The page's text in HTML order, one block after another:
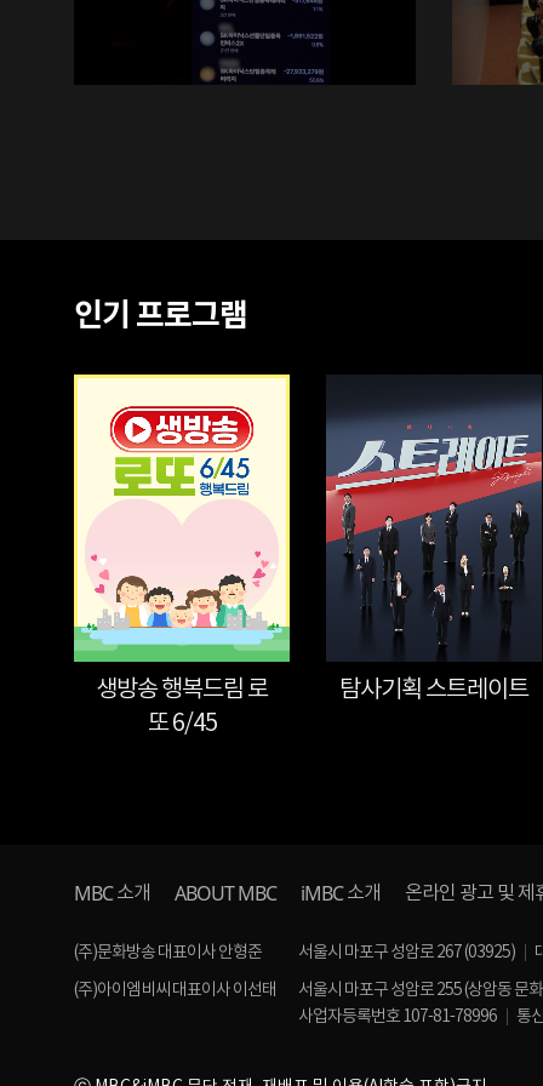
인기 프로그램
생방송 행복드림 로
또 6/45
탐사기획 스트레이트
MBC소개 ABOUT MBC iMBC소개 온라인 광고 및 제
(주)문화방송 대표이사 안형준 서울시 마포구 성암로 267 (03925)
(주)아이엠비씨 대표이사 이선태
서울시 마포구 성암로 255 (상암동 문
사업자등록번호 107-81-78996
통